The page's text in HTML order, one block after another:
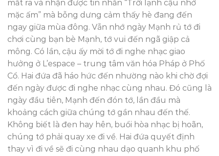
mắt ra và nhận được tin nhắn “Trời lạnh cậu nhớ
mặc ấm” mà bỗng dưng cảm thấy hè đang đến
ngay giữa mùa đông. Vẫn nhớ ngày Mạnh rủ tớ đi
chơi cùng bạn bè Mạnh, tớ vui đến ngã giập cả
mông. Có lần, cậu ấy mời tớ đi nghe nhạc giao
hưởng ở L’espace – trung tâm văn hóa Pháp ở Phố
Cổ. Hai đứa đã háo hức đến nhường nào khi chờ đợi
đến ngày được đi nghe nhạc cùng nhau. Đó cũng là
ngày đầu tiên, Mạnh đến đón tớ, lần đầu mà
khoảng cách giữa chúng tớ gần nhau đến thế.
Không biết là đen hay hên, buổi hòa nhạc bị hoãn,
chúng tớ phải quay xe đi về. Hai đứa quyết định
thay vì đi về sẽ đi cùng nhau dạo quanh khu phố